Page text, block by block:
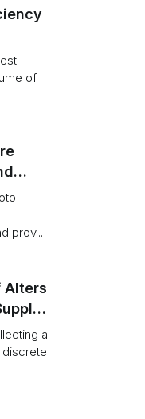
of
prov...
Alters
a
discrete